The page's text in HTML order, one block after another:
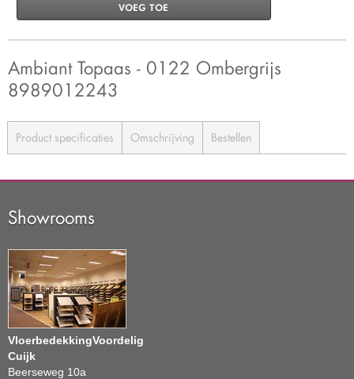
VOEG TOE
Ambiant Topaas - 0122 Ombergrijs
8989012243
Product specificaties Omschrijving Bestellen
Showrooms
VloerbedekkingVoordelig
Cuijk
Beerseweg 10a